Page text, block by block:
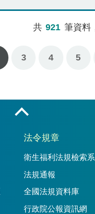
共 921 筆資料
3 4 5
法令規章
衛生福利法規檢索
法規通報
全國法規資料庫
行政院公報資訊網